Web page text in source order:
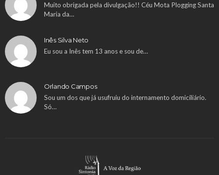
Muito obrigada pela divulgação!! Céu Mota Plogging Santa
Maria da…
Inês Silva Neto
Eu sou a Inês tem 13 anos e sou de…
Orlando Campos
Sou um dos que já usufruiu do internamento domiciliário.
Só…